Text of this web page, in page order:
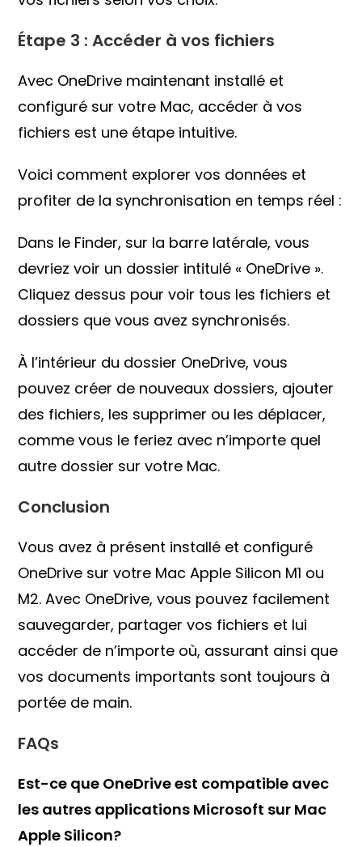
Étape 3 : Accéder à vos fichiers
Avec OneDrive maintenant installé et
configuré sur votre Mac, accéder à vos
fichiers est une étape intuitive.
Voici comment explorer vos données et
profiter de la synchronisation en temps réel :
Dans le Finder, sur la barre latérale, vous
devriez voir un dossier intitulé « OneDrive ».
Cliquez dessus pour voir tous les fichiers et
dossiers que vous avez synchronisés.
À l’intérieur du dossier OneDrive, vous
pouvez créer de nouveaux dossiers, ajouter
des fichiers, les supprimer ou les déplacer,
comme vous le feriez avec n’importe quel
autre dossier sur votre Mac.
Conclusion
Vous avez à présent installé et configuré
OneDrive sur votre Mac Apple Silicon M1 ou
M2. Avec OneDrive, vous pouvez facilement
sauvegarder, partager vos fichiers et lui
accéder de n’importe où, assurant ainsi que
vos documents importants sont toujours à
portée de main.
FAQs
Est-ce que OneDrive est compatible avec
les autres applications Microsoft sur Mac
Apple Silicon?